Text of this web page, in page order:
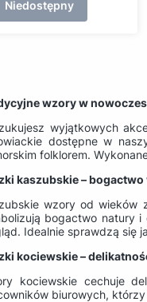
Niedostępny
wzory w
wyjątkowych
dostępne w
folklorem.
kaszubskie –
wzory od wieków
bogactwo natury
Idealnie sprawdzą się
kociewskie –
kociewskie cechuje
biurowych,